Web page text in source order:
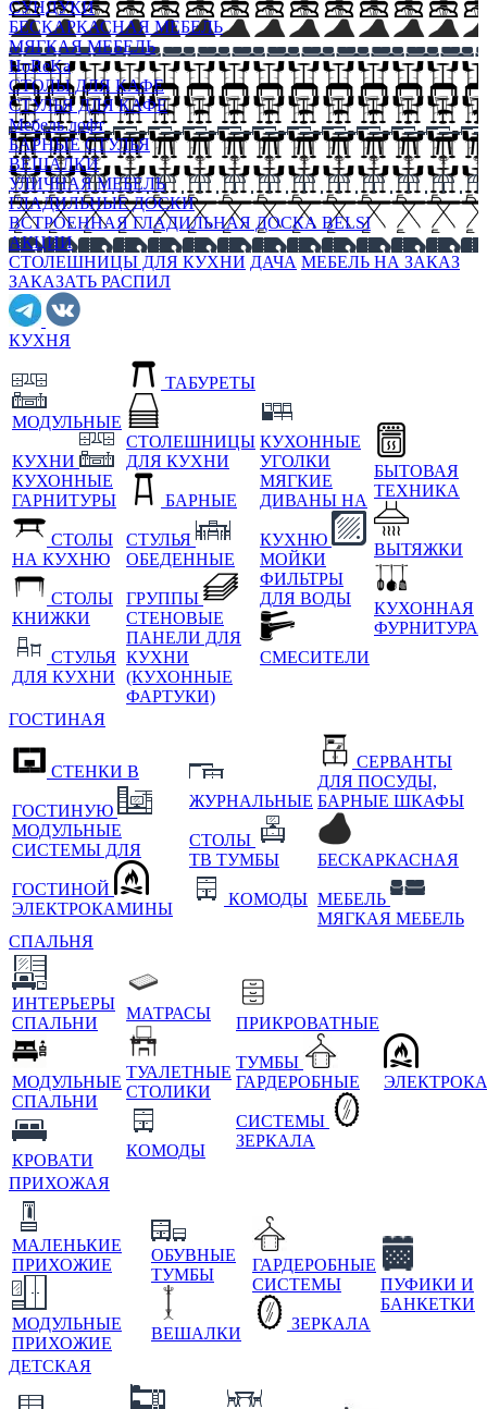
СУНДУКИ
БЕСКАРКАСНАЯ МЕБЕЛЬ
МЯГКАЯ МЕБЕЛЬ
HoReKa
СТОЛЫ ДЛЯ КАФЕ
СТУЛЬЯ ДЛЯ КАФЕ
Мебель лофт
БАРНЫЕ СТУЛЬЯ
ВЕШАЛКИ
УЛИЧНАЯ МЕБЕЛЬ
ГЛАДИЛЬНЫЕ ДОСКИ
ВСТРОЕННАЯ ГЛАДИЛЬНАЯ ДОСКА BELSI
АКЦИИ
СТОЛЕШНИЦЫ ДЛЯ КУХНИ ДАЧА МЕБЕЛЬ НА ЗАКАЗ
ЗАКАЗАТЬ РАСПИЛ
КУХНЯ
МОДУЛЬНЫЕ
КУХНИ
КУХОННЫЕ
ГАРНИТУРЫ
СТОЛЫ
НА КУХНЮ
СТОЛЫ
КНИЖКИ
СТУЛЬЯ
ДЛЯ КУХНИ
ТАБУРЕТЫ
СТОЛЕШНИЦЫ
ДЛЯ КУХНИ
БАРНЫЕ
СТУЛЬЯ
ОБЕДЕННЫЕ
ГРУППЫ
СТЕНОВЫЕ
ПАНЕЛИ ДЛЯ
КУХНИ
(КУХОННЫЕ
ФАРТУКИ)
КУХОННЫЕ
УГОЛКИ
МЯГКИЕ
ДИВАНЫ НА
КУХНЮ
МОЙКИ
ФИЛЬТРЫ
ДЛЯ ВОДЫ
СМЕСИТЕЛИ
БЫТОВАЯ
ТЕХНИКА
ВЫТЯЖКИ
КУХОННАЯ
ФУРНИТУРА
ГОСТИНАЯ
СТЕНКИ В
ГОСТИНУЮ
МОДУЛЬНЫЕ
СИСТЕМЫ ДЛЯ
ГОСТИНОЙ
ЭЛЕКТРОКАМИНЫ
ЖУРНАЛЬНЫЕ
СТОЛЫ
ТВ ТУМБЫ
КОМОДЫ
СЕРВАНТЫ
ДЛЯ ПОСУДЫ,
БАРНЫЕ ШКАФЫ
БЕСКАРКАСНАЯ
МЕБЕЛЬ
МЯГКАЯ МЕБЕЛЬ
СПАЛЬНЯ
ИНТЕРЬЕРЫ
СПАЛЬНИ
МОДУЛЬНЫЕ
СПАЛЬНИ
КРОВАТИ
МАТРАСЫ
ТУАЛЕТНЫЕ
СТОЛИКИ
КОМОДЫ
ПРИКРОВАТНЫЕ
ТУМБЫ
ГАРДЕРОБНЫЕ
СИСТЕМЫ
ЗЕРКАЛА
ПРИХОЖАЯ
МАЛЕНЬКИЕ
ПРИХОЖИЕ
МОДУЛЬНЫЕ
ПРИХОЖИЕ
ОБУВНЫЕ
ТУМБЫ
ВЕШАЛКИ
ГАРДЕРОБНЫЕ
СИСТЕМЫ
ЗЕРКАЛА
ПУФИКИ И
БАНКЕТКИ
ДЕТСКАЯ